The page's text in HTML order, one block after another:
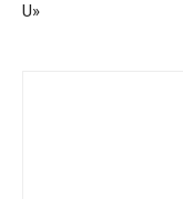
U»